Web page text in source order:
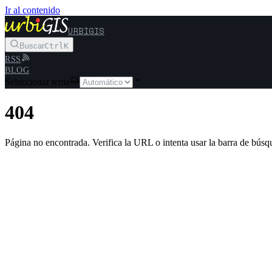
Ir al contenido
URBIGIS
BuscarCtrlK
RSS
BLOG
Seleccionar tema
404
Página no encontrada. Verifica la URL o intenta usar la barra de